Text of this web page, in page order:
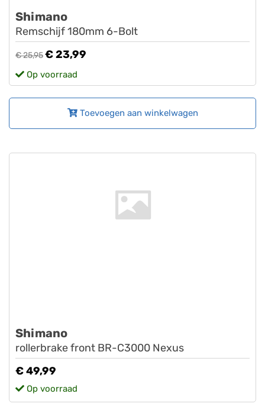
Shimano
Remschijf 180mm 6-Bolt
€ 25,95€ 23,99
Op voorraad
Toevoegen aan winkelwagen
Shimano
rollerbrake front BR-C3000 Nexus
€ 49,99
Op voorraad